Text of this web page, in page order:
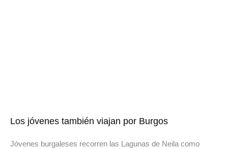
Los jóvenes también viajan por Burgos
Jóvenes burgaleses recorren las Lagunas de Neila como